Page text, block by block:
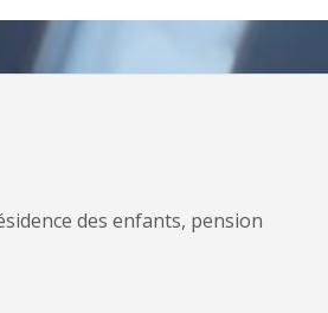
des enfants, pension